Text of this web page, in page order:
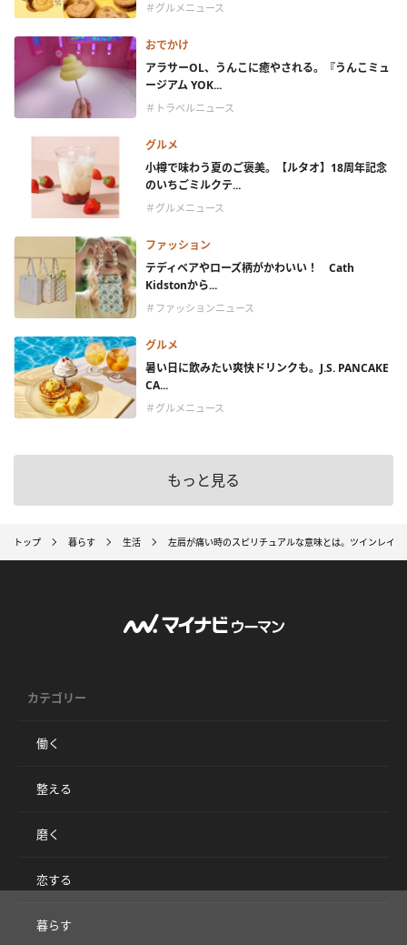
＃グルメニュース
おでかけ
アラサーOL、うんこに癒やされる。『うんこミュ
ージアム YOK...
＃トラベルニュース
グルメ
小樽で味わう夏のご褒美。【ルタオ】18周年記念
のいちごミルクテ...
＃グルメニュース
ファッション
テディベアやローズ柄がかわいい！ Cath
Kidstonから...
＃ファッションニュース
グルメ
暑い日に飲みたい爽快ドリンクも。J.S. PANCAKE
CA...
＃グルメニュース
もっと見る
トップ 暮らす 生活 左肩が痛い時のスピリチュアルな意味とは。ツインレイ
カテゴリー
働く
整える
磨く
恋する
暮らす